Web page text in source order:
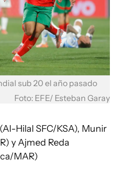
sub 20 el año pasado
Foto: EFE/ Esteban Garay
Hilal SFC/KSA), Munir
y Ajmed Reda
MAR)